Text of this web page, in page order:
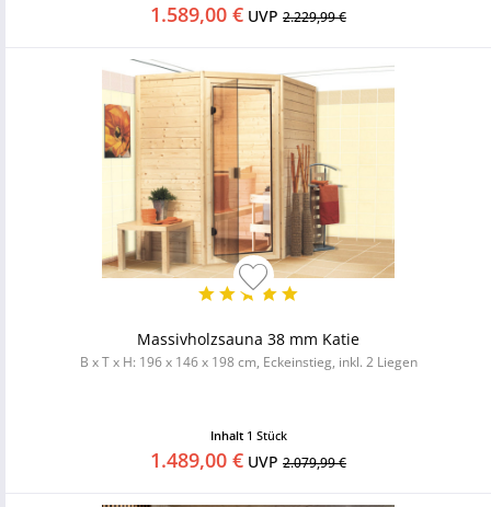
1.589,00 € UVP 2.229,99 €
Massivholzsauna 38 mm Katie
B x T x H: 196 x 146 x 198 cm, Eckeinstieg, inkl. 2 Liegen
Inhalt 1 Stück
1.489,00 € UVP 2.079,99 €